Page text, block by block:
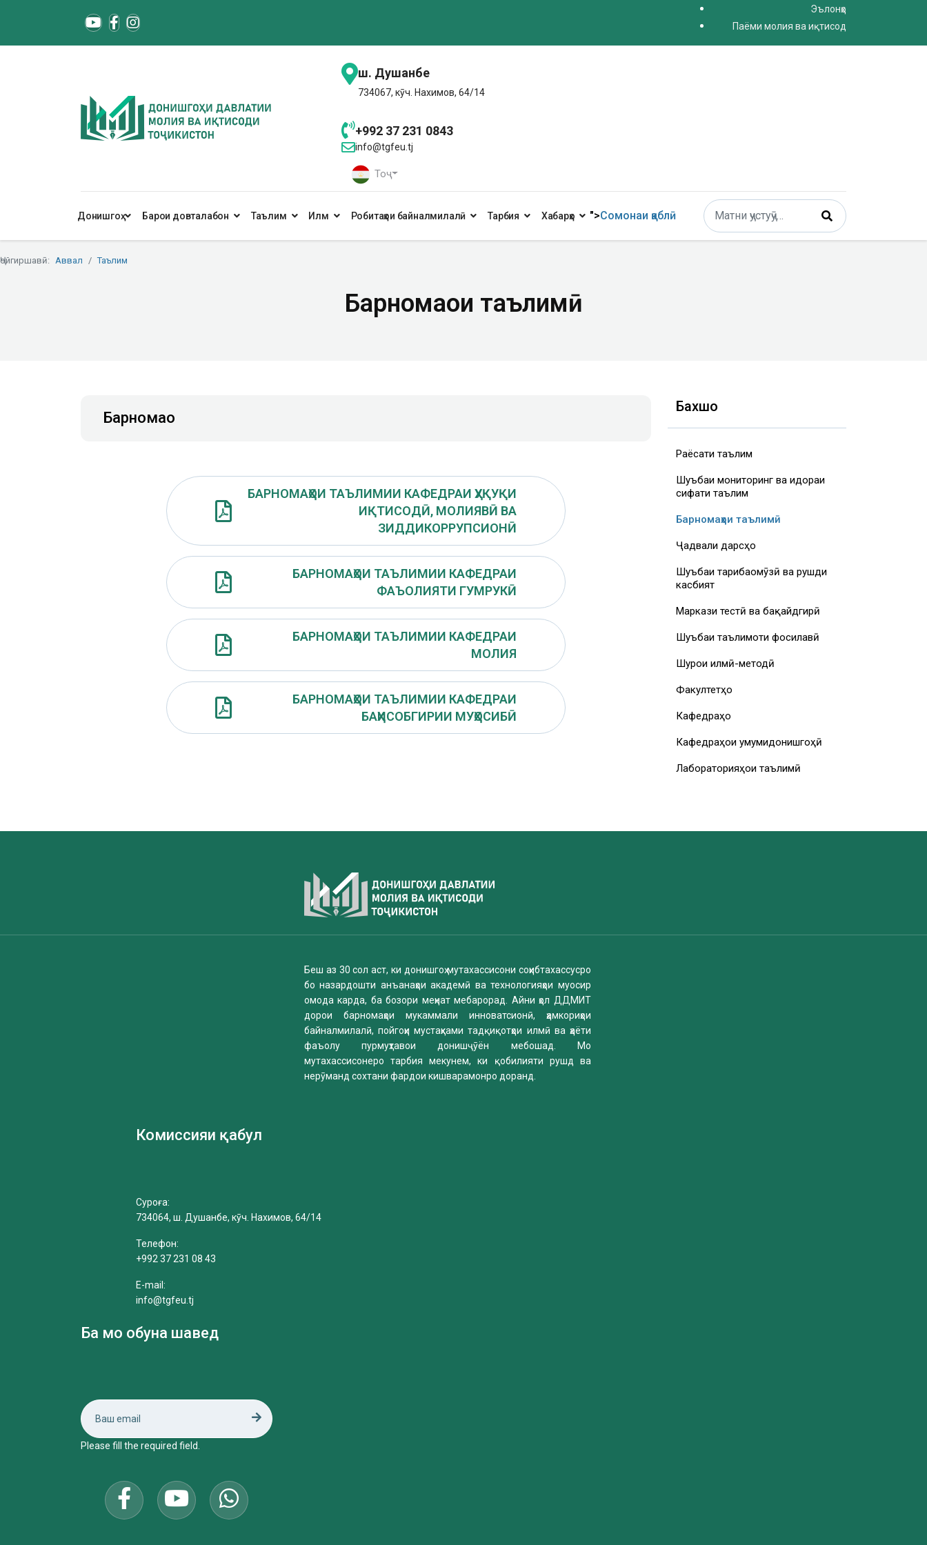
Эълонҳо
Паёми молия ва иқтисод
ш. Душанбе
734067, кӯч. Нахимов, 64/14
+992 37 231 0843
info@tgfeu.tj
Тоҷ
Донишгоҳ Барои довталабон Таълим Илм Робитаҳои байналмилалӣ Тарбия Хабарҳо ">Сомонаи қаблӣ
Поиск
Type 2 or more characters for results.
Ҷойгиршавӣ: Аввал Таълим
Барномаҳои таълимӣ
Барномаҳо
БАРНОМАҲОИ ТАЪЛИМИИ КАФЕДРАИ ҲУҚУҚИ
ИҚТИСОДӢ, МОЛИЯВӢ ВА
ЗИДДИКОРРУПСИОНӢ
БАРНОМАҲОИ ТАЪЛИМИИ КАФЕДРАИ
ФАЪОЛИЯТИ ГУМРУКӢ
БАРНОМАҲОИ ТАЪЛИМИИ КАФЕДРАИ
МОЛИЯ
БАРНОМАҲОИ ТАЪЛИМИИ КАФЕДРАИ
БАҲИСОБГИРИИ МУҲОСИБӢ
Бахшҳо
Раёсати таълим
Шуъбаи мониторинг ва идораи
сифати таълим
Барномаҳои таълимӣ
Ҷадвали дарсҳо
Шуъбаи таҷрибаомӯзӣ ва рушди
касбият
Маркази тестӣ ва бақайдгирӣ
Шуъбаи таълимоти фосилавӣ
Шурои илмӣ-методӣ
Факултетҳо
Кафедраҳо
Кафедраҳои умумидонишгоҳӣ
Лабораторияҳои таълимӣ
Беш аз 30 сол аст, ки донишгоҳ мутахассисони соҳибтахассусро
бо назардошти анъанаҳои академӣ ва технологияҳои муосир
омода карда, ба бозори меҳнат мебарорад. Айни ҳол ДДМИТ
дорои барномаҳои мукаммали инноватсионӣ, ҳамкориҳои
байналмилалӣ, пойгоҳи мустаҳками тадқиқотҳои илмӣ ва ҳаёти
фаъолу пурмуҳтавои донишҷӯён мебошад. Мо
мутахассисонеро тарбия мекунем, ки қобилияти рушд ва
нерӯманд сохтани фардои кишварамонро доранд.
Комиссияи қабул
Суроға:
734064, ш. Душанбе, кӯч. Нахимов, 64/14
Телефон:
+992 37 231 08 43
E-mail:
info@tgfeu.tj
Ба мо обуна шавед
Please fill the required field.